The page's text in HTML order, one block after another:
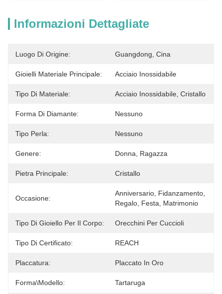
Informazioni Dettagliate
Luogo Di Origine: Guangdong, Cina
Gioielli Materiale Principale: Acciaio Inossidabile
Tipo Di Materiale: Acciaio Inossidabile, Cristallo
Forma Di Diamante: Nessuno
Tipo Perla: Nessuno
Genere: Donna, Ragazza
Pietra Principale: Cristallo
Occasione:
Anniversario, Fidanzamento,
Regalo, Festa, Matrimonio
Tipo Di Gioiello Per Il Corpo: Orecchini Per Cuccioli
Tipo Di Certificato: REACH
Placcatura: Placcato In Oro
Forma\modello: Tartaruga